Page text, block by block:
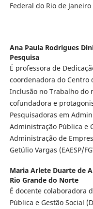
Federal do Rio de Janeiro
Ana Paula Rodrigues
Pesquisa
É professora de
coordenadora do Centro
Inclusão no Trabalho do
cofundadora e
Pesquisadoras em
Administração Pública e
Administração de
Getúlio Vargas (EAESP/
Maria Arlete Duarte de
Rio Grande do Norte
É docente colaboradora
Pública e Gestão Social